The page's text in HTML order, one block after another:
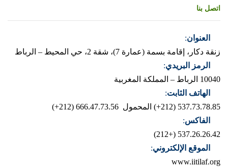
اتصل بنا
العنوان:
زنقة دكار، إقامة بسمة (عمارة 7)، شقة 2، حي المحيط – الرباط
الرمز البريدي:
10040 الرباط – المملكة المغربية
الهاتف الثابت:
537.73.78.85 (212+)
المحمول 666.47.73.56 (212+)
الفاكس:
537.26.26.42 (+212)
الموقع الإلكتروني:
www.iitilaf.org